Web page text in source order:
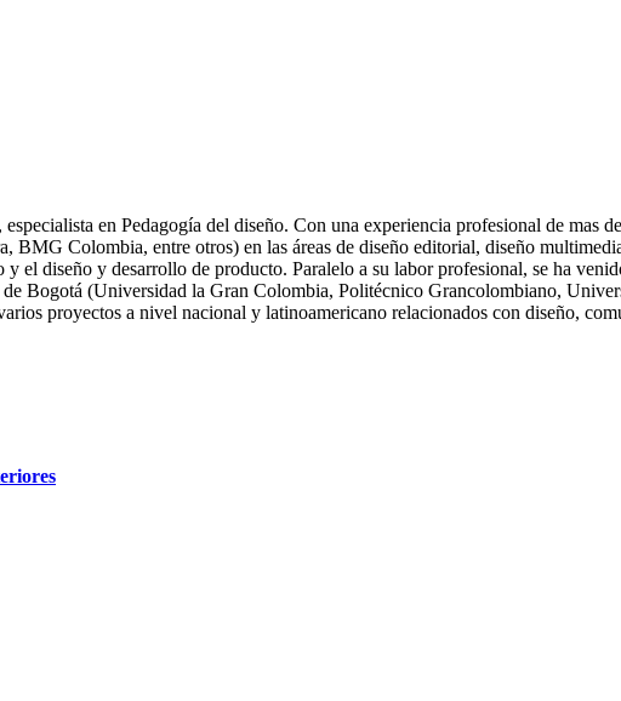
en Pedagogía del diseño. Con una experiencia profesional de mas
Colombia, entre otros) en las áreas de diseño editorial, diseño
y el diseño y desarrollo de producto. Paralelo a su labor profesional, se ha
Bogotá (Universidad la Gran Colombia, Politécnico Grancolombiano,
proyectos a nivel nacional y latinoamericano relacionados con diseño,